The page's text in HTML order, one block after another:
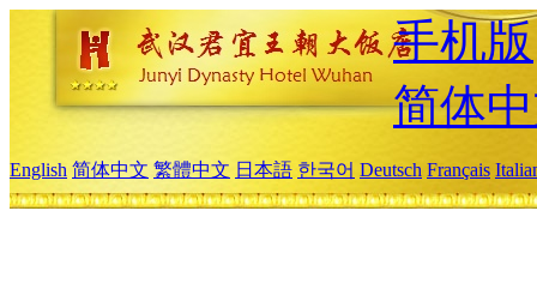
手机版
简体
English 简体中文 繁體中文 日本語 한국어 Deutsch Français